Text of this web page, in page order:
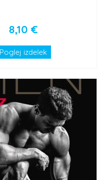
8,10 €
Poglej izdelek